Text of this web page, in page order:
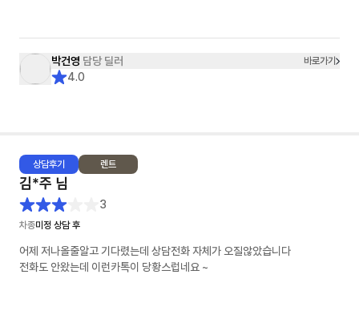
박건영 담당 딜러 바로가기
4.0
상담후기 렌트
김*주 님
3
차종미정 상담 후
어제 저나올줄알고 기다렸는데 상담전화 자체가 오질않았습니다
전화도 안왔는데 이런카톡이 당황스럽네요 ~